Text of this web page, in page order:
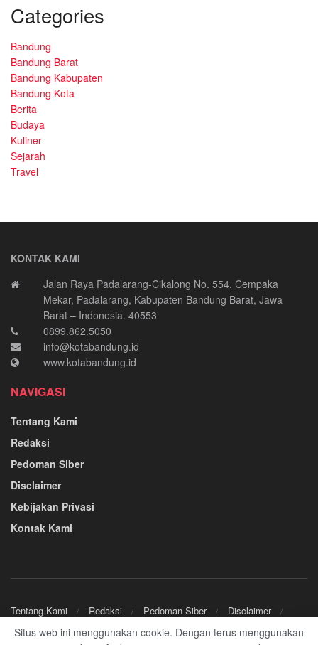
Categories
Bandung
Bandung Barat
Bandung Kabupaten
Bandung Kota
Berita
Budaya
Kuliner
Sejarah
Travel
KONTAK KAMI
Jalan Raya Padalarang-Cikalong No. 554, Cempaka
Mekar, Padalarang, Kabupaten Bandung Barat, Jawa
Barat – Indonesia. 40553
0899.862.5050
info@kotabandung.id
www.kotabandung.id
NAVIGASI
Tentang Kami
Redaksi
Pedoman Siber
Disclaimer
Kebijakan Privasi
Kontak Kami
Tentang Kami Redaksi Pedoman Siber
Disclaimer
Situs web ini menggunakan cookie. Dengan terus menggunakan